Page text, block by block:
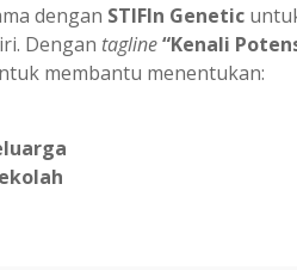
dengan STIFIn Genetic
Dengan tagline“Kenali
membantu menentukan: